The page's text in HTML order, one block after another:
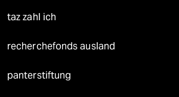
taz zahl ich
recherchefonds ausland
panterstiftung